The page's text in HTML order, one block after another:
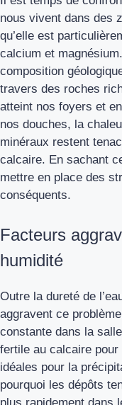
nous vivent dans des
qu’elle est
calcium et magnésium
composition
travers des roches
atteint nos foyers et
nos douches, la
minéraux restent
calcaire. En sachant
mettre en place des
conséquents.
Facteurs
humidité
Outre la dureté de
aggravent ce
constante dans la
fertile au calcaire
idéales pour la
pourquoi les dépôts